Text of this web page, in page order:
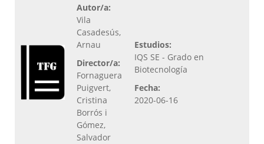
Autor/a:
Vila
Casadesús,
Arnau
Director/a:
Fornaguera
Puigvert,
Cristina
Borrós i
Gómez,
Salvador
Estudios:
IQS SE - Grado en
Biotecnología
Fecha:
2020-06-16